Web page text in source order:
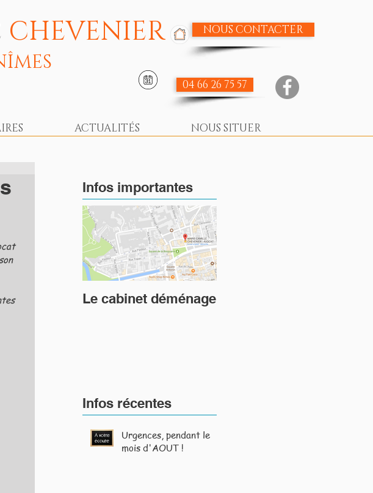
CHEVENIER
04 66 26 75 57
NOUS CONTACTER
ACTUALITÉS NOUS SITUER
Infos importantes
Le cabinet déménage
Infos récentes
Urgences, pendant le
mois d'AOUT !